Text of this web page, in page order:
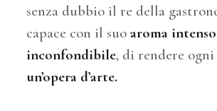
senza dubbio il re della
capace con il suo aroma intenso
inconfondibile, di rendere
un’opera d’arte.